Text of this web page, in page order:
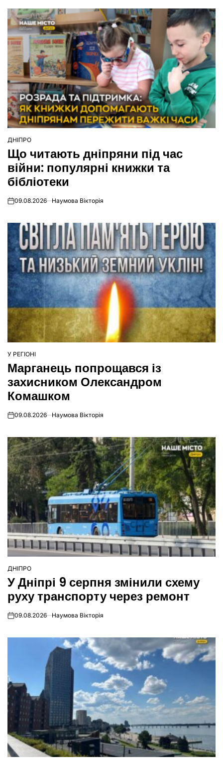
ОПУБЛІКУВАТИ
ДНІПРО
Що читають дніпряни під час
війни: популярні книжки та
бібліотеки
on09.08.2026 Наумова Вікторія
ОПУБЛІКУВАТИ
У
У РЕГІОНІ
Марганець попрощався із
захисником Олександром
Комашком
on09.08.2026 Наумова Вікторія
ОПУБЛІКУВАТИ
У
ДНІПРО
У Дніпрі 9 серпня змінили схему
руху транспорту через ремонт
on09.08.2026 Наумова Вікторія